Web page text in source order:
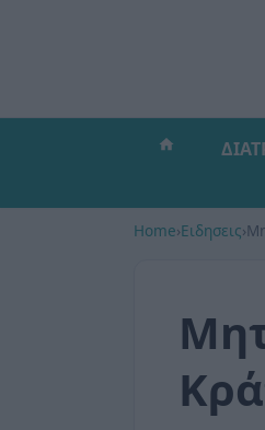
Home›Ειδησεις›